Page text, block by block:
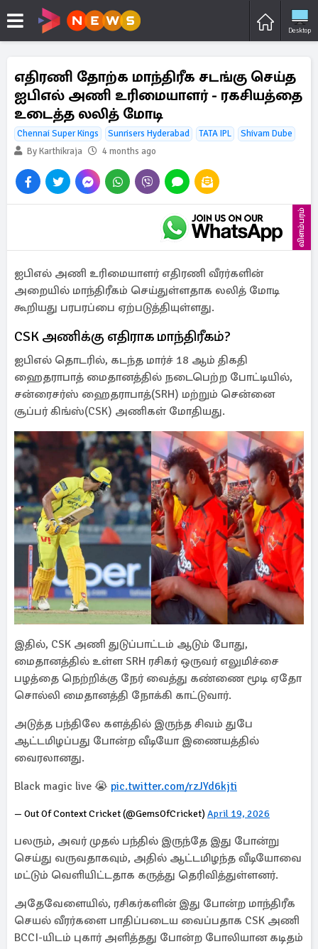
Desktop
எதிரணி தோற்க மாந்திரீக சடங்கு செய்த
ஐபிஎல் அணி உரிமையாளர் - ரகசியத்தை
உடைத்த லலித் மோடி
Chennai Super Kings Sunrisers Hyderabad TATA IPL
Shivam Dube
By Karthikraja
4 months ago
விளம்பரம்
ஐபிஎல் அணி உரிமையாளர் எதிரணி வீரர்களின்
அறையில் மாந்திரீகம் செய்துள்ளதாக லலித் மோடி
கூறியது பரபரப்பை ஏற்படுத்தியுள்ளது.
CSK அணிக்கு எதிராக மாந்திரீகம்?
ஐபிஎல் தொடரில், கடந்த மார்ச் 18 ஆம் திகதி
ஹைதராபாத் மைதானத்தில் நடைபெற்ற போட்டியில்,
சன்ரைசர்ஸ் ஹைதராபாத்(SRH) மற்றும் சென்னை
சூப்பர் கிங்ஸ்(CSK) அணிகள் மோதியது.
இதில், CSK அணி துடுப்பாட்டம் ஆடும் போது,
மைதானத்தில் உள்ள SRH ரசிகர் ஒருவர் எலுமிச்சை
பழத்தை நெற்றிக்கு நேர் வைத்து கண்ணை மூடி ஏதோ
சொல்லி மைதானத்தி நோக்கி காட்டுவார்.
அடுத்த பந்திலே களத்தில் இருந்த சிவம் துபே
ஆட்டமிழப்பது போன்ற வீடியோ இணையத்தில்
வைரலானது.
Black magic live 😭 pic.twitter.com/rzJYd6kjti
— Out Of Context Cricket (@GemsOfCricket) April 19, 2026
பலரும், அவர் முதல் பந்தில் இருந்தே இது போன்று
செய்து வருவதாகவும், அதில் ஆட்டமிழந்த வீடியோவை
மட்டும் வெளியிட்டதாக கருத்து தெரிவித்துள்ளனர்.
அதேவேளையில், ரசிகர்களின் இது போன்ற மாந்திரீக
செயல் வீரர்களை பாதிப்படைய வைப்பதாக CSK அணி
BCCI-யிடம் புகார் அளித்தது போன்ற போலியான கடிதம்